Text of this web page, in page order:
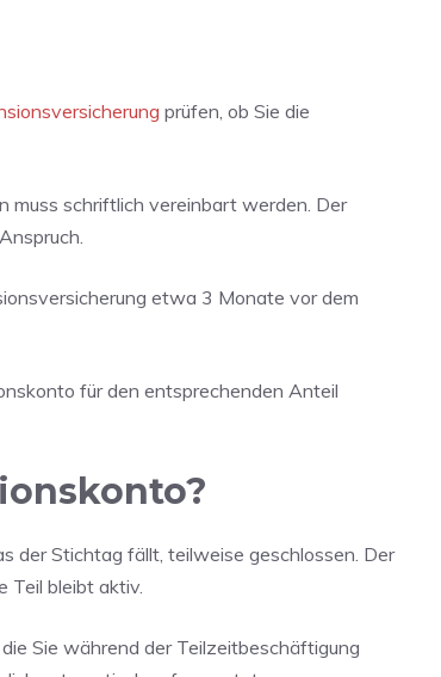
prüfen, ob Sie die
muss schriftlich vereinbart werden. Der
etwa 3 Monate vor dem
für den entsprechenden Anteil
der Stichtag fällt, teilweise geschlossen. Der
Teil bleibt aktiv.
Sie während der Teilzeitbeschäftigung